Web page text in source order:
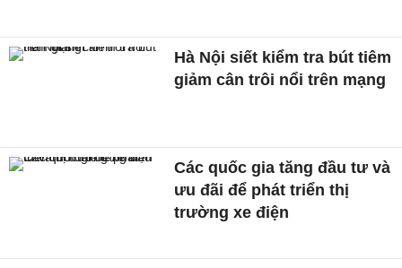
Hà Nội siết kiểm tra bút tiêm
giảm cân trôi nổi trên mạng
Các quốc gia tăng đầu tư và
ưu đãi để phát triển thị
trường xe điện